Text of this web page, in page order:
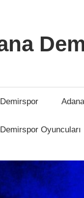
Oyuncuları